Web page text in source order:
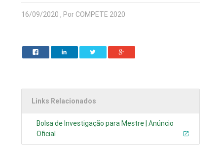
16/09/2020 , Por COMPETE 2020
Links Relacionados
Bolsa de Investigação para Mestre | Anúncio
Oficial